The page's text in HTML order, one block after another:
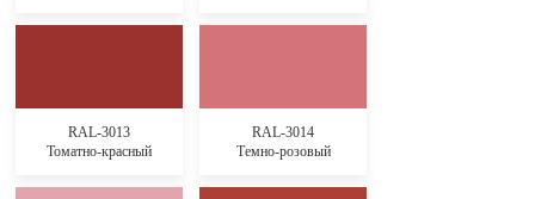
RAL-3013
Томатно-красный
RAL-3014
Темно-розовый